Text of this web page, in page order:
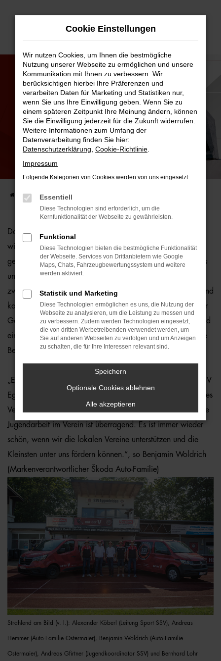
Zum
SPORTSPONSORING BEIM
SSV EGGENFELDEN!
Startseite AUTO-FAMILIE
Das Motto „Unterstützer des Sports“ der Auto-Familie wird
wieder einmal am Paradebeispiel beimSSV Eggenfelden
gelebt – denn der SSV entschied sich für einen Kleinbus aus
unserem Hause. Jetzt fährt die Jugend des SSV mittlerweile
zwei gorillastarke Kleinbusse von der Ostermaier-Gruppe und
kann damit die Auswärtsfahrten geschlossen antreten. Unser
Gorilla ergänzt die Vereinsfarben optimal und die Busse sind
ein echter Augenschmaus auf der Straße. Die Kosten für die
Beklebung haben wir natürlich gerne übernommen.
„Es freut uns sehr, dass wir die Zusammenarbeit mit dem SSV
Eggenfelden weiter festigen konnten. Viele Ehrenamtliche des
Vereins sowie Vereinsmitglieder sind bei uns Kunden und die
Jugendarbeit im Verein ist überragend. Es ist immer wieder
schön, wenn wir die lokalen Vereine unterstützen und die
Kleinsten unter uns fördern können.“, so Benjamin Woldrich
(Markenverantwortlicher Škoda Auto-Familie)
Strahlend am Bild (v. l.): Alexander Köberl (Leitung Sport SSV), Andreas
Hemmer (Auto-Familie Ostermaier), Benjamin Woldrich (Auto-Familie
Ostermaier), Andreas Gfirtner (Jugendkoordinator SSV) und Bernhard Lohr
Cookie Einstellungen
Wir nutzen Cookies, um Ihnen die bestmögliche
Nutzung unserer Webseite zu ermöglichen und unsere
Kommunikation mit Ihnen zu verbessern. Wir
berücksichtigen hierbei Ihre Präferenzen und
verarbeiten Daten für Marketing und Statistiken nur,
wenn Sie uns Ihre Einwilligung geben. Wenn Sie zu
einem späteren Zeitpunkt Ihre Meinung ändern, können
Sie die Einwilligung jederzeit für die Zukunft widerrufen.
Weitere Informationen zum Umfang der
Datenverarbeitung finden Sie hier:
Datenschutzerklärung Cookie-Richtlinie
Impressum
Folgende Kategorien von Cookies werden von uns eingesetzt:
Essentiell
Diese Technologien sind erforderlich, um die
Kernfunktionalität der Webseite zu gewährleisten.
Funktional
Diese Technologien bieten die bestmögliche Funktionalität
der Webseite. Services von Drittanbietern wie Google
Maps, Chats, Fahrzeugbewertungssystem und weitere
werden aktiviert.
Statistik und Marketing
Diese Technologien ermöglichen es uns, die Nutzung der
Webseite zu analysieren, um die Leistung zu messen und
zu verbessern. Zudem werden Technologien eingesetzt,
die von dritten Werbetreibenden verwendet werden, um
Sie auf anderen Webseiten zu verfolgen und um Anzeigen
zu schalten, die für Ihre Interessen relevant sind.
Speichern
Optionale Cookies ablehnen
Alle akzeptieren